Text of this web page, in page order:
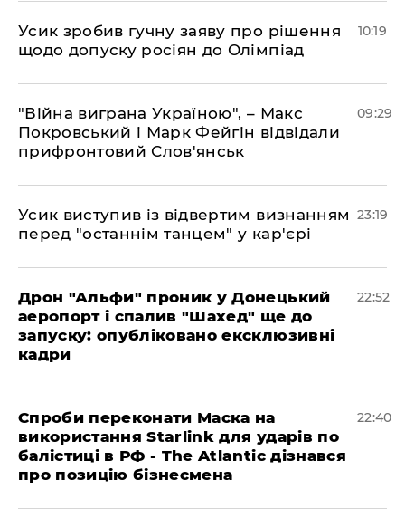
Усик зробив гучну заяву про рішення
щодо допуску росіян до Олімпіад
10:19
"Війна виграна Україною", – Макс
Покровський і Марк Фейгін відвідали
прифронтовий Слов'янськ
09:29
​Усик виступив із відвертим визнанням
перед "останнім танцем" у кар'єрі
23:19
​Дрон "Альфи" проник у Донецький
аеропорт і спалив "Шахед" ще до
запуску: опубліковано ексклюзивні
кадри
22:52
​Спроби переконати Маска на
використання Starlink для ударів по
балістиці в РФ - The Atlantic дізнався
про позицію бізнесмена
22:40